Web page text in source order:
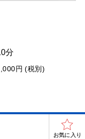
分
円 (税別)
お気に入り